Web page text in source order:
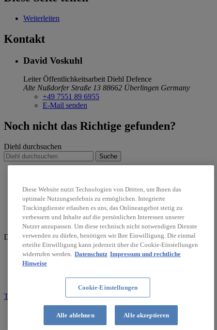
Weiterleiten
Kontakt
David Voskuhl
Leiter Öffentlichkeitsarbeit Diehl Defence
Alte Nußdorfer Straße 13 88662 Überlingen Germany
+49 7551 89 6955
E-Mail senden
Noch nicht das Richtige gefunden?
Diehl durchsuchen
Suche
Karriere
linkedin
twitter
Diehl Stiftung & Co. KG © 2026
Datenschutz
Gender-Hinweis
Compliance-Verstoß melden
Teil der Diehl-Gruppe
Diese Website nutzt Technologien von Dritten, um Ihnen das
optimale Nutzungserlebnis zu ermöglichen. Integrierte
Trackingdienste erlauben es uns, das Onlineangebot stetig zu
verbessern und Inhalte auf die persönlichen Interessen unserer
Nutzer anzupassen. Um diese technisch nicht notwendigen Dienste
verwenden zu dürfen, benötigen wir Ihre Einwilligung. Die einmal
erteilte Einwilligung kann jederzeit über die Cookie-Einstellungen
widerrufen werden. Datenschutz Impressum und rechtliche
Hinweise
Cookie-Einstellungen
Alle ablehnen Alle akzeptieren